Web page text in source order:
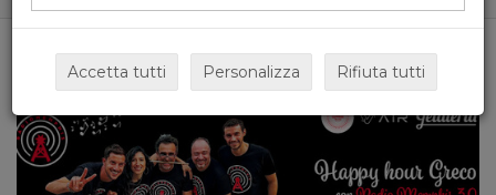
Accetta tutti Personalizza Rifiuta tutti